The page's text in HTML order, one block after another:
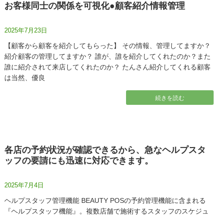
お客様同士の関係を可視化●顧客紹介情報管理
2025年7月23日
【顧客から顧客を紹介してもらった】 その情報、管理してますか？
紹介顧客の管理してますか？ 誰が、誰を紹介してくれたのか？また
誰に紹介されて来店してくれたのか？ たんさん紹介してくれる顧客
は当然、優良
続きを読む
各店の予約状況が確認できるから、急なヘルプスタ
ッフの要請にも迅速に対応できます。
2025年7月4日
ヘルプスタッフ管理機能 BEAUTY POSの予約管理機能に含まれる
『ヘルプスタッフ機能』。複数店舗で施術するスタッフのスケジュ